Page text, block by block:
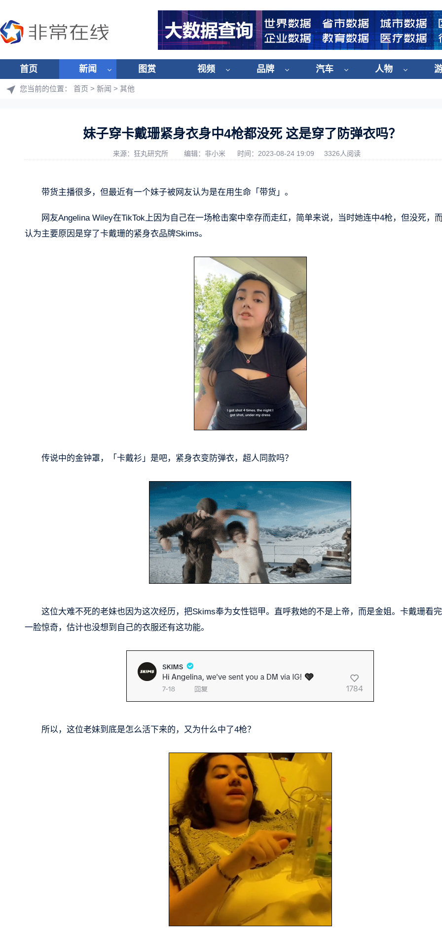
首页 新闻 图赏 视频 品牌 汽车 人物
您当前的位置： 首页 > 新闻 > 其他
妹子穿卡戴珊紧身衣身中4枪都没死 这是穿了防弹衣吗？
来源：狂丸研究所 编辑：非小米 时间：2023-08-24 19:09 3326人阅读
带货主播很多，但最近有一个妹子被网友认为是在用生命「带货」。
网友Angelina Wiley在TikTok上因为自己在一场枪击案中幸存而走红，简单来说，当时她连中4枪，但没死，
认为主要原因是穿了卡戴珊的紧身衣品牌Skims。
传说中的金钟罩，「卡戴衫」是吧，紧身衣变防弹衣，超人同款吗？
这位大难不死的老妹也因为这次经历，把Skims奉为女性铠甲。直呼救她的不是上帝，而是金姐。卡戴珊看
一脸惊奇，估计也没想到自己的衣服还有这功能。
所以，这位老妹到底是怎么活下来的，又为什么中了4枪？